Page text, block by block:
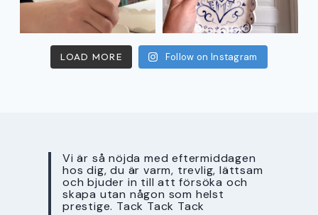
LOAD MORE Follow on Instagram
Vi är så nöjda med eftermiddagen
hos dig, du är varm, trevlig, lättsam
och bjuder in till att försöka och
skapa utan någon som helst
prestige. Tack Tack Tack